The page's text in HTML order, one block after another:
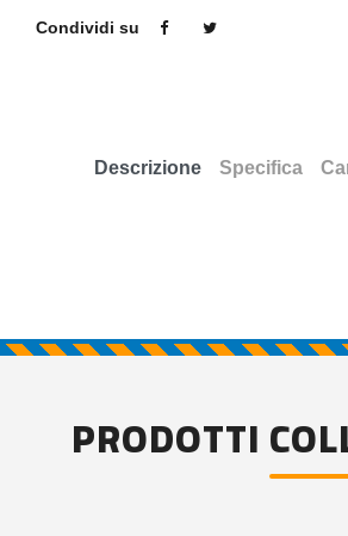
Condividi su
Descrizione Specifica
PRODOTTI